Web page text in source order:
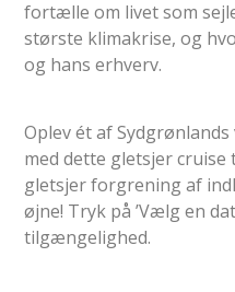
fortælle om livet som
største klimakrise, og
og hans erhverv.
Oplev ét af
med dette gletsjer cruise
gletsjer forgrening af
øjne! Tryk på ’Vælg en
tilgængelighed.